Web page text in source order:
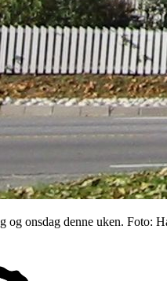
onsdag denne uken. Foto: